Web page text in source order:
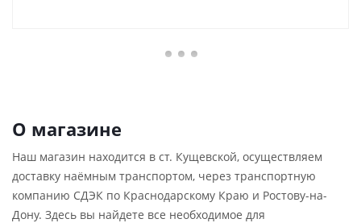
О магазине
Наш магазин находится в ст. Кущевской, осуществляем
доставку наёмным транспортом, через транспортную
компанию СДЭК по Краснодарскому Краю и Ростову-на-
Дону. Здесь вы найдете все необходимое для